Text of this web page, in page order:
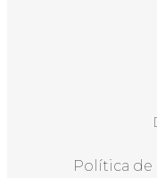
Política de